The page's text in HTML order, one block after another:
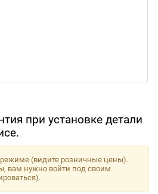
при установке детали
режиме (видите розничные цены).
вам нужно войти под своим